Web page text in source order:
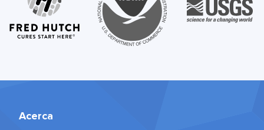
Acerca